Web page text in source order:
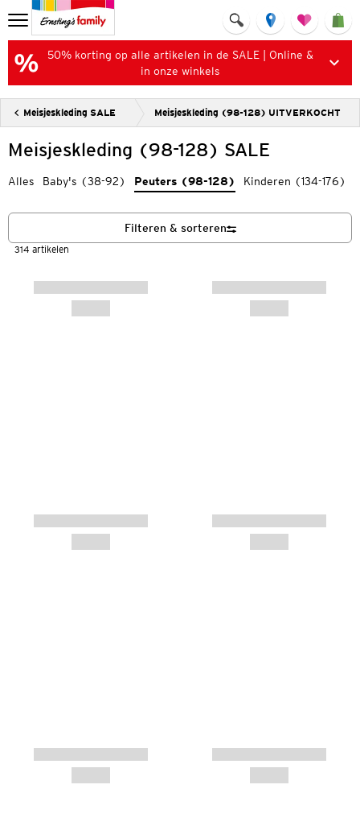
50% korting op alle artikelen in de SALE | Online &
in onze winkels
Meisjeskleding SALE Meisjeskleding (98-128) UITVERKOCHT
Meisjeskleding (98-128) SALE
Alles Baby's (38-92) Peuters (98-128) Kinderen (134-176)
314 artikelen
Filteren & sorteren